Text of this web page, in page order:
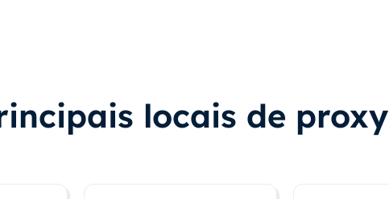
locais de proxy